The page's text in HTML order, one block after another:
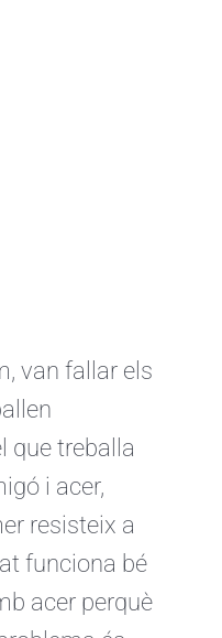
van fallar els
que treballa
i acer,
resisteix a
funciona bé
acer perquè